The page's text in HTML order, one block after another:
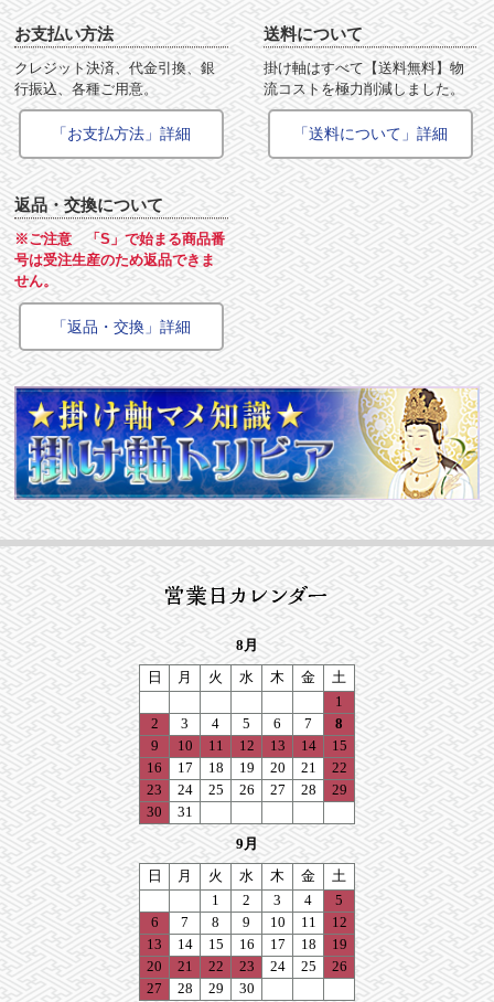
お支払い方法
クレジット決済、代金引換、銀
行振込、各種ご用意。
「お支払方法」詳細
送料について
掛け軸はすべて【送料無料】物
流コストを極力削減しました。
「送料について」詳細
返品・交換について
※ご注意 「S」で始まる商品番
号は受注生産のため返品できま
せん。
「返品・交換」詳細